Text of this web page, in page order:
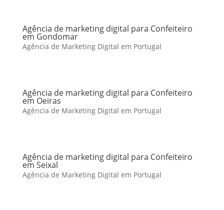
Agência de marketing digital para Confeiteiro
em Gondomar
Agência de Marketing Digital em Portugal
Agência de marketing digital para Confeiteiro
em Oeiras
Agência de Marketing Digital em Portugal
Agência de marketing digital para Confeiteiro
em Seixal
Agência de Marketing Digital em Portugal